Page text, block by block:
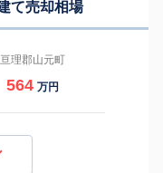
て売却相場
亘理郡山元町
564 万円